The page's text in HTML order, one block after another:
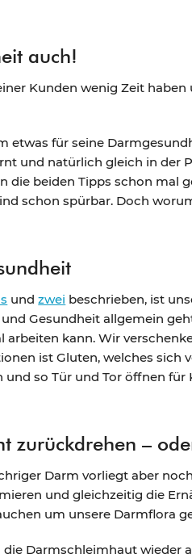
auch!
Kunden wenig Zeit
für seine
und natürlich gleich in der
die beiden Tipps schon mal
schon spürbar. Doch
undzwei beschrieben, ist
Gesundheit allgemein
arbeiten kann. Wir
ist Gluten, welches
und so Tür und Tor öffnen
zurückdrehen –
Darm vorliegt aber
und gleichzeitig die
um unsere Darmflora
Darmschleimhaut wieder